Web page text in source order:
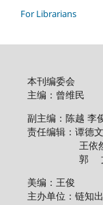
For Librarians
本刊编委会
主编：曾维民
副主编：陈越 李
责任编辑：谭
王依然
郭 文
美编：王俊
主办单位：链知